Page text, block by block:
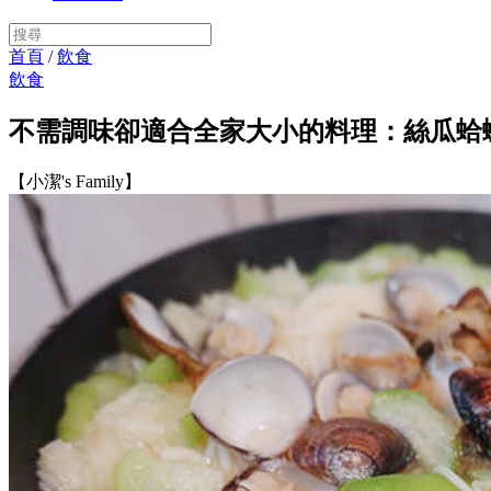
首頁 /飲食
飲食
不需調味卻適合全家大小的料理：絲瓜蛤
【小潔's Family】